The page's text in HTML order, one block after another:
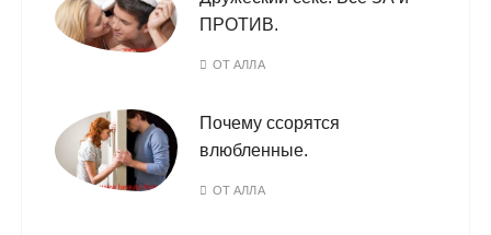
ПРОТИВ.
ОТАЛЛА
Почему ссорятся
влюбленные.
ОТАЛЛА